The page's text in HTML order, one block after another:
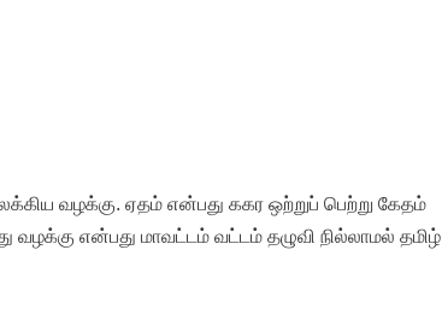
வழக்கு. ஏதம் என்பது ககர ஒற்றுப் பெற்று கேதம்
என்பது மாவட்டம் வட்டம் தழுவி நில்லாமல் தமிழ்